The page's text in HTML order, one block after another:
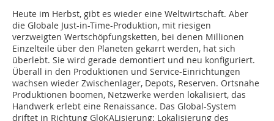
Heute im Herbst, gibt es wieder eine Weltwirtschaft. Aber
die Globale Just-in-Time-Produktion, mit riesigen
verzweigten Wertschöpfungsketten, bei denen Millionen
Einzelteile über den Planeten gekarrt werden, hat sich
überlebt. Sie wird gerade demontiert und neu konfiguriert.
Überall in den Produktionen und Service-Einrichtungen
wachsen wieder Zwischenlager, Depots, Reserven. Ortsnahe
Produktionen boomen, Netzwerke werden lokalisiert, das
Handwerk erlebt eine Renaissance. Das Global-System
driftet in Richtung GloKALisierung: Lokalisierung des